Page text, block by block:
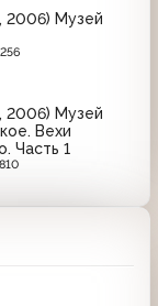
2006) Музей
2006) Музей
Вехи
Часть 1